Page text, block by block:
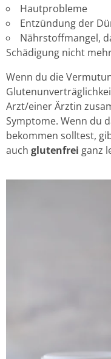
Hautprobleme
Entzündung der
Nährstoffmangel,
Schädigung nicht
Wenn du die
Arzt/einer Ärztin
Symptome. Wenn du
bekommen solltest,
auch glutenfrei ganz